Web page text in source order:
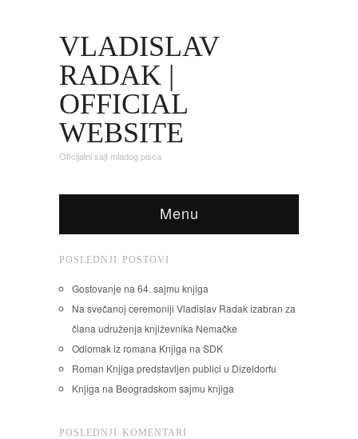
VLADISLAV
RADAK |
OFFICIAL
WEBSITE
Oficijalni sajt mladog pisca
Menu
POSLEDNJI POSTOVI
Gostovanje na 64. sajmu knjiga
Na svečanoj ceremoniji Vladislav Radak izabran za
člana udruženja književnika Nemačke
Odlomak iz romana Knjiga na SDK
Roman Knjiga predstavljen publici u Dizeldorfu
Knjiga na Beogradskom sajmu knjiga
POSLEDNJI KOMENTARI